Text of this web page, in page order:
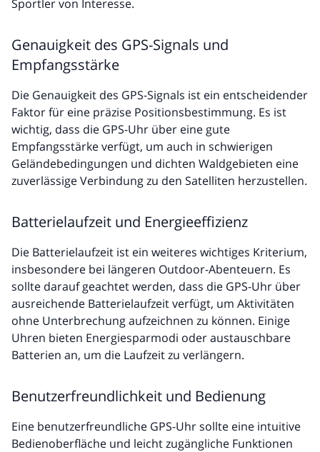
Sportler von Interesse.
Genauigkeit des GPS-Signals und
Empfangsstärke
Die Genauigkeit des GPS-Signals ist ein entscheidender
Faktor für eine präzise Positionsbestimmung. Es ist
wichtig, dass die GPS-Uhr über eine gute
Empfangsstärke verfügt, um auch in schwierigen
Geländebedingungen und dichten Waldgebieten eine
zuverlässige Verbindung zu den Satelliten herzustellen.
Batterielaufzeit und Energieeffizienz
Die Batterielaufzeit ist ein weiteres wichtiges Kriterium,
insbesondere bei längeren Outdoor-Abenteuern. Es
sollte darauf geachtet werden, dass die GPS-Uhr über
ausreichende Batterielaufzeit verfügt, um Aktivitäten
ohne Unterbrechung aufzeichnen zu können. Einige
Uhren bieten Energiesparmodi oder austauschbare
Batterien an, um die Laufzeit zu verlängern.
Benutzerfreundlichkeit und Bedienung
Eine benutzerfreundliche GPS-Uhr sollte eine intuitive
Bedienoberfläche und leicht zugängliche Funktionen